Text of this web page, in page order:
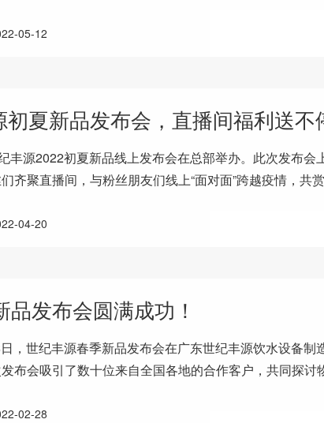
05-12
夏新品发布会，直播间福利送不
丰源2022初夏新品线上发布会在总部举办。此次发布会
齐聚直播间，与粉丝朋友们线上“面对面”跨越疫情，共
04-20
品发布会圆满成功！
，世纪丰源春季新品发布会在广东世纪丰源饮水设备制
布会吸引了数十位来自全国各地的合作客户，共同探讨
02-28